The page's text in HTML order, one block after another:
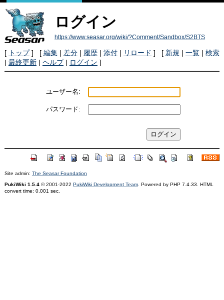
ログイン
https://www.seasar.org/wiki/?Comment/Sandbox/S2BTS
[ トップ] [ 編集| 差分| 履歴| 添付| リロード ] [ 新規 | 一覧| 検索
| 最終更新| ヘルプ| ログイン ]
ユーザー名:
パスワード:
Site admin: The Seasar Foundation
PukiWiki 1.5.4© 2001-2022 PukiWiki Development Team. Powered by PHP 7.4.33. HTML
convert time: 0.001 sec.